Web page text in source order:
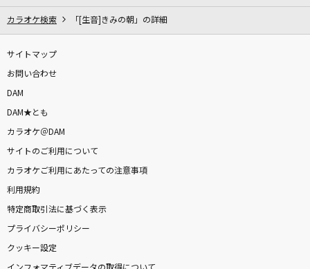
カラオケ検索 「[生音]きみの朝」の詳細
サイトマップ
お問い合わせ
DAM
DAM★とも
カラオケ＠DAM
サイトのご利用について
カラオケご利用にあたっての注意事項
利用規約
特定商取引法に基づく表示
プライバシーポリシー
クッキー設定